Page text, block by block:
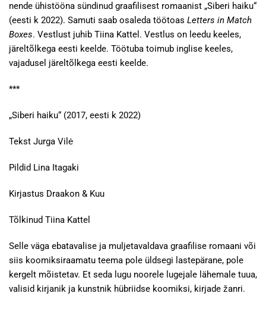
nende ühistööna sündinud graafilisest romaanist „Siberi haiku“
(eesti k 2022). Samuti saab osaleda töötoas Letters in Match
Boxes. Vestlust juhib Tiina Kattel. Vestlus on leedu keeles,
järeltõlkega eesti keelde. Töötuba toimub inglise keeles,
vajadusel järeltõlkega eesti keelde.
***
„Siberi haiku“ (2017, eesti k 2022)
Tekst Jurga Vilė
Pildid Lina Itagaki
Kirjastus Draakon & Kuu
Tõlkinud Tiina Kattel
Selle väga ebatavalise ja muljetavaldava graafilise romaani või
siis koomiksiraamatu teema pole üldsegi lastepärane, pole
kergelt mõistetav. Et seda lugu noorele lugejale lähemale tuua,
valisid kirjanik ja kunstnik hübriidse koomiksi, kirjade žanri.